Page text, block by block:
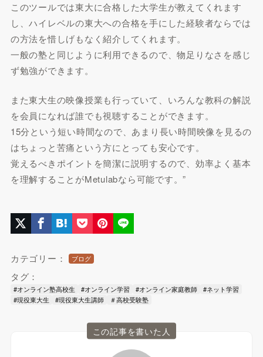
このツールでは東大に合格した大学生が教えてくれます
し、ハイレベルの東大への合格を手にした経験者ならでは
の方法を惜しげもなく紹介してくれます。
一般の塾と同じように利用できるので、物足りなさを感じ
ず勉強ができます。
また東大生の映像授業も行っていて、いろんな教科の解説
を会員になれば誰でも視聴することができます。
15分という短い時間なので、あまり長い時間映像を見るの
はちょっと苦痛という方にとっても安心です。
覚えるべきポイントを簡潔に説明するので、効率よく基本
を理解することがMetulabなら可能です。”
カテゴリー： ブログ
タグ：
#オンライン塾高校生 #オンライン学習 #オンライン家庭教師
#ネット学習
#現役東大生
#現役東大生講師 ＃高校受験塾
この記事を書いた人